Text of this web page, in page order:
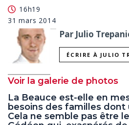
16h19
31 mars 2014
Par Julio
ÉCRIRE À JULIO
Voir la galerie de photos
La Beauce est-elle en
besoins des familles
Cela ne semble pas être